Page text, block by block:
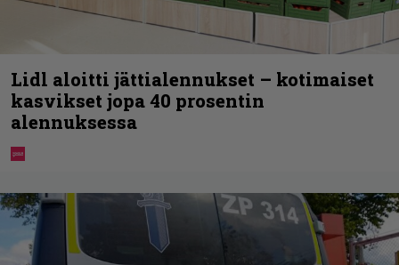
Lidl aloitti jättialennukset – kotimaiset
kasvikset jopa 40 prosentin
alennuksessa